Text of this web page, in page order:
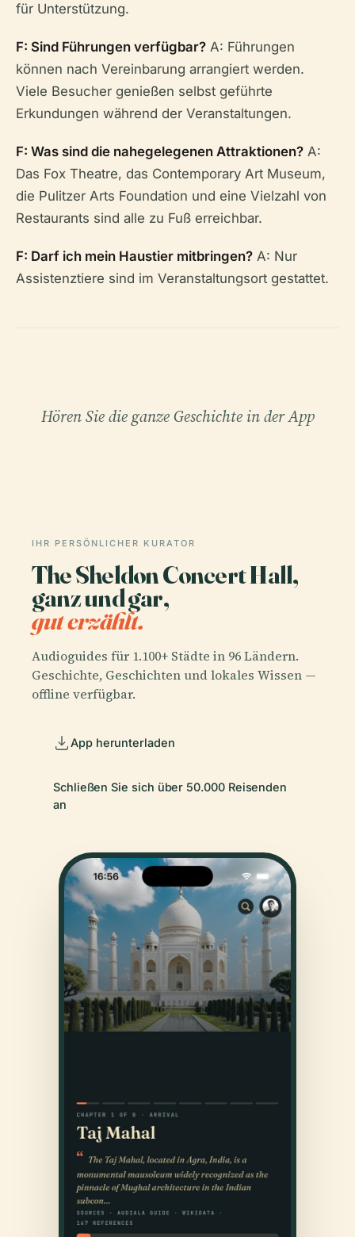
für Unterstützung.
F: Sind Führungen verfügbar? A: Führungen
können nach Vereinbarung arrangiert werden.
Viele Besucher genießen selbst geführte
Erkundungen während der Veranstaltungen.
F: Was sind die nahegelegenen Attraktionen? A:
Das Fox Theatre, das Contemporary Art Museum,
die Pulitzer Arts Foundation und eine Vielzahl von
Restaurants sind alle zu Fuß erreichbar.
F: Darf ich mein Haustier mitbringen? A: Nur
Assistenztiere sind im Veranstaltungsort gestattet.
Hören Sie die ganze Geschichte in der App
IHR PERSÖNLICHER KURATOR
The Sheldon Concert Hall,
ganz und gar,
gut erzählt.
Audioguides für 1.100+ Städte in 96 Ländern.
Geschichte, Geschichten und lokales Wissen —
offline verfügbar.
App herunterladen
Schließen Sie sich über 50.000 Reisenden
an